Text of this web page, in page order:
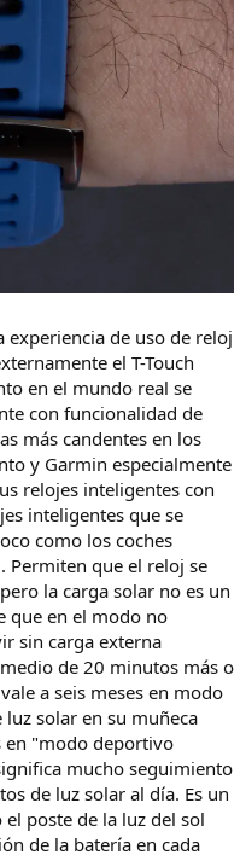
experiencia de uso de reloj
el T-Touch
en el mundo real se
con funcionalidad de
más candentes en los
y Garmin especialmente
relojes inteligentes con
inteligentes que se
como los coches
Permiten que el reloj se
la carga solar no es un
que en el modo no
sin carga externa
de 20 minutos más o
a seis meses en modo
solar en su muñeca
en "modo deportivo
mucho seguimiento
de luz solar al día. Es un
poste de la luz del sol
de la batería en cada